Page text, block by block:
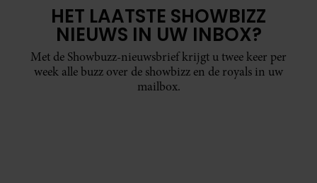
HET LAATSTE SHOWBIZZ
NIEUWS IN UW INBOX?
Met de Showbuzz-nieuwsbrief krijgt u twee keer per
week alle buzz over de showbizz en de royals in uw
mailbox.